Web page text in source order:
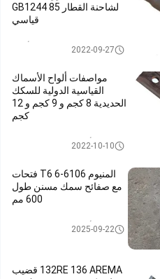
لشاحنة القطار GB1244 85
قياسي
الدقة تزوير الأجزاء2022-09-27
مواصفات ألواح الأسماك
القياسية الدولية للسكك
الحديدية 8 كجم و 9 كجم و 12
كجم
لوحات الأسماك للسكك الحديدية
2022-10-10
المنيوم 6106-T6 6 فتحات
مع صفائح سمك مسنن طول
600 مم
لوحات الأسماك للسكك الحديدية
2025-09-22
132RE 136 AREMA قضيب